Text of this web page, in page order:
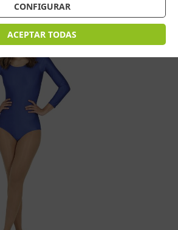
CONFIGURAR
ACEPTAR TODAS